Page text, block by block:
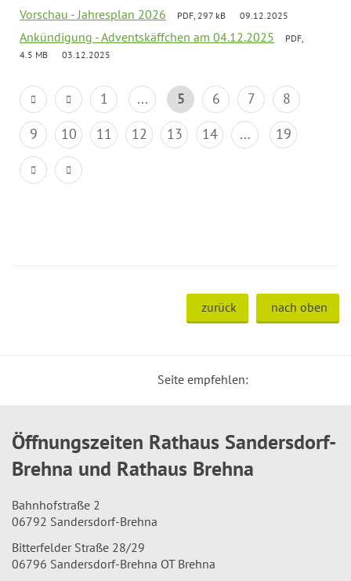
Vorschau - Jahresplan 2026 PDF, 297 kB 09.12.2025
Ankündigung - Adventskäffchen am 04.12.2025
PDF,
4.5 MB
03.12.2025
1 ... 5 6 7
8
9
10 11 12 13 14 ... 19
zurück nach oben
Seite empfehlen:
Öffnungszeiten Rathaus Sandersdorf-
Brehna und Rathaus Brehna
Bahnhofstraße 2
06792 Sandersdorf-Brehna
Bitterfelder Straße 28/29
06796 Sandersdorf-Brehna OT Brehna